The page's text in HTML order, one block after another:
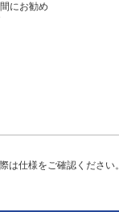
にお勧め
仕様をご確認ください。